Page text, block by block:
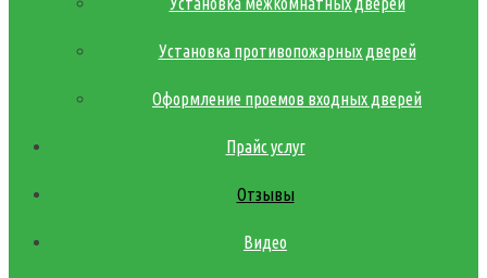
Установка противопожарных дверей
Оформление проемов входных дверей
Прайс услуг
Отзывы
Видео